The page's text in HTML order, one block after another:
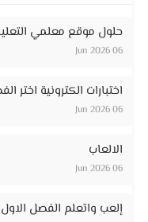
حلول موقع معلمي
06 Jun 2026
اختبارات الكترونية
06 Jun 2026
الالعاب
06 Jun 2026
إلعب واتعلم الفصل الاول